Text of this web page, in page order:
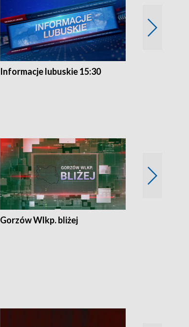
Informacje lubuskie 15:30
Gorzów Wlkp. bliżej